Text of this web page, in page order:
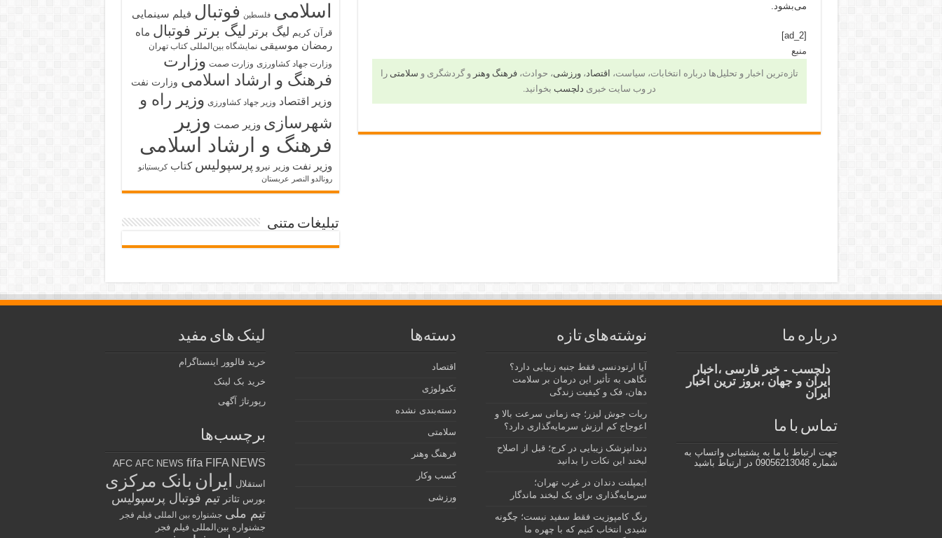
می‌بشود.
[ad_2]
منبع
تازه‌ترین اخبار و تحلیل‌ها درباره انتخابات، سیاست، اقتصاد،ورزشی، حوادث،فرهنگ وهنر و گردشگری و سلامتی را
در وب سایت خبری دلچسب بخوانید.
اسلامی فلسطین فوتبال فیلم سینمایی
قرآن کریم لیگ برتر لیگ برتر فوتبال ماه
رمضان موسیقی نمایشگاه بین‌المللی کتاب تهران
وزارت جهاد کشاورزی وزارت صمت وزارت
فرهنگ و ارشاد اسلامی وزارت نفت
وزیر اقتصاد وزیر جهاد کشاورزی وزیر راه و
شهرسازی وزیر صمت وزیر
فرهنگ و ارشاد اسلامی
وزیر نفت وزیر نیرو پرسپولیس کتاب کریستیانو
رونالدو النصر عربستان
تبلیغات متنی
درباره ما
دلچسب - خبر فارسی ،اخبار
ایران و جهان ،بروز ترین اخبار
ایران
تماس با ما
جهت ارتباط با ما به پشتیبانی واتساپ به
شماره 09056213048 در ارتباط باشید
نوشته‌های تازه
آیا ارتودنسی فقط جنبه زیبایی دارد؟
نگاهی به تأثیر این درمان بر سلامت
دهان، فک و کیفیت زندگی
ربات جوش لیزر؛ چه زمانی سرعت بالا و
اعوجاج کم ارزش سرمایه‌گذاری دارد؟
دندانپزشک زیبایی در کرج؛ قبل از اصلاح
لبخند این نکات را بدانید
ایمپلنت دندان در غرب تهران؛
سرمایه‌گذاری برای یک لبخند ماندگار
رنگ کامپوزیت فقط سفید نیست؛ چگونه
شیدی انتخاب کنیم که با چهره ما
دسته‌ها
اقتصاد
تکنولوژی
دسته‌بندی نشده
سلامتی
فرهنگ وهنر
کسب وکار
ورزشی
لینک های مفید
خرید فالوور اینستاگرام
خرید بک لینک
رپورتاژ آگهی
برچسب‌ها
AFC AFC NEWS fifa FIFA NEWS
استقلال ایران بانک مرکزی
بورس تئاتر تیم فوتبال پرسپولیس
تیم ملی جشنواره بین المللی فیلم فجر
جشنواره بین‌المللی فیلم فجر